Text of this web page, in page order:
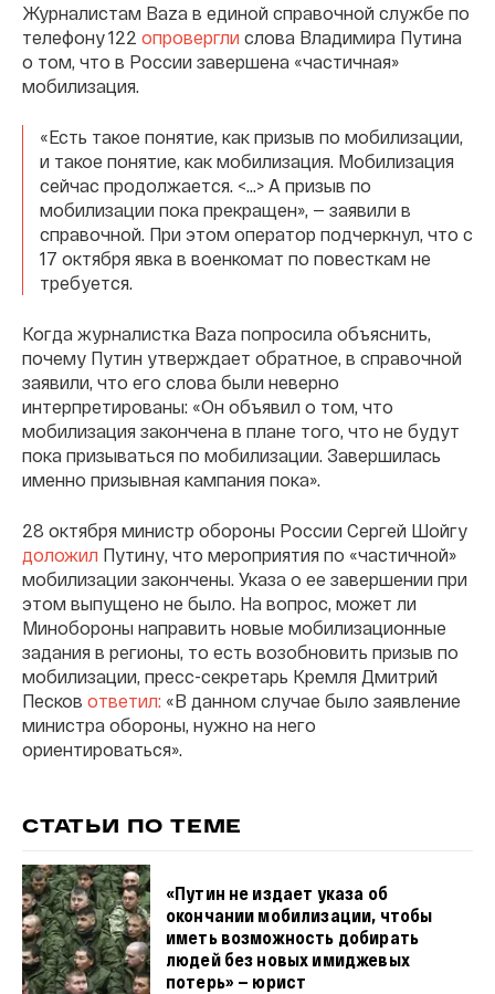
Журналистам Baza в единой справочной службе по
телефону 122 опровергли слова Владимира Путина
о том, что в России завершена «частичная»
мобилизация.
«Есть такое понятие, как призыв по мобилизации,
и такое понятие, как мобилизация. Мобилизация
сейчас продолжается. <…> А призыв по
мобилизации пока прекращен», — заявили в
справочной. При этом оператор подчеркнул, что с
17 октября явка в военкомат по повесткам не
требуется.
Когда журналистка Baza попросила объяснить,
почему Путин утверждает обратное, в справочной
заявили, что его слова были неверно
интерпретированы: «Он объявил о том, что
мобилизация закончена в плане того, что не будут
пока призываться по мобилизации. Завершилась
именно призывная кампания пока».
28 октября министр обороны России Сергей Шойгу
доложил Путину, что мероприятия по «частичной»
мобилизации закончены. Указа о ее завершении при
этом выпущено не было. На вопрос, может ли
Минобороны направить новые мобилизационные
задания в регионы, то есть возобновить призыв по
мобилизации, пресс-секретарь Кремля Дмитрий
Песков ответил: «В данном случае было заявление
министра обороны, нужно на него
ориентироваться».
СТАТЬИ ПО ТЕМЕ
«Путин не издает указа об
окончании мобилизации, чтобы
иметь возможность добирать
людей без новых имиджевых
потерь» — юрист